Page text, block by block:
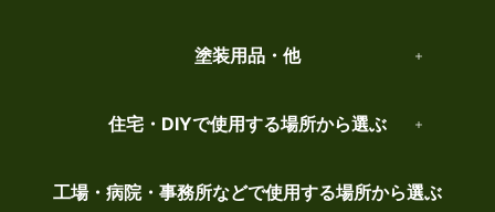
塗装用品・他
住宅・DIYで使用する場所から選ぶ
工場・病院・事務所などで使用する場所から選ぶ